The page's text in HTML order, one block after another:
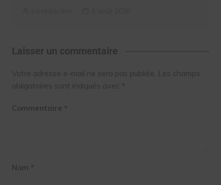
Laisser un commentaire
Votre adresse e-mail ne sera pas publiée. Les champs
obligatoires sont indiqués avec *
Commentaire *
Nom *